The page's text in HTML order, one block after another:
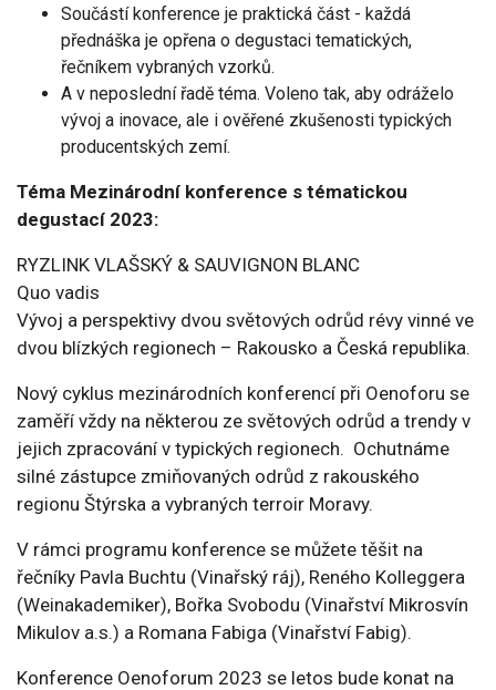
Součástí konference je praktická část - každá
přednáška je opřena o degustaci tematických,
řečníkem vybraných vzorků.
A v neposlední řadě téma. Voleno tak, aby odráželo
vývoj a inovace, ale i ověřené zkušenosti typických
producentských zemí.
Téma Mezinárodní konference s tématickou
degustací 2023:
RYZLINK VLAŠSKÝ & SAUVIGNON BLANC
Quo vadis
Vývoj a perspektivy dvou světových odrůd révy vinné ve
dvou blízkých regionech – Rakousko a Česká republika.
Nový cyklus mezinárodních konferencí při Oenoforu se
zaměří vždy na některou ze světových odrůd a trendy v
jejich zpracování v typických regionech. Ochutnáme
silné zástupce zmiňovaných odrůd z rakouského
regionu Štýrska a vybraných terroir Moravy.
V rámci programu konference se můžete těšit na
řečníky Pavla Buchtu (Vinařský ráj), Reného Kolleggera
(Weinakademiker), Bořka Svobodu (Vinařství Mikrosvín
Mikulov a.s.) a Romana Fabiga (Vinařství Fabig).
Konference Oenoforum 2023 se letos bude konat na